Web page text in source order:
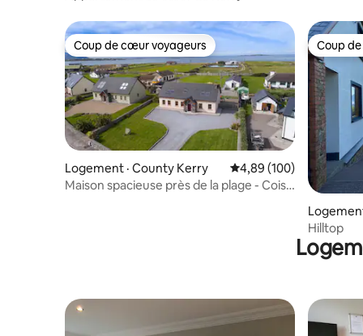
Coup de cœur voyageurs
Coup de cœur voyageurs
Logement · County Kerry Note moyenne de 4,89
4,89 (100)
Maison spacieuse près de la plage - Cois
Coup
Coup
Hilltop